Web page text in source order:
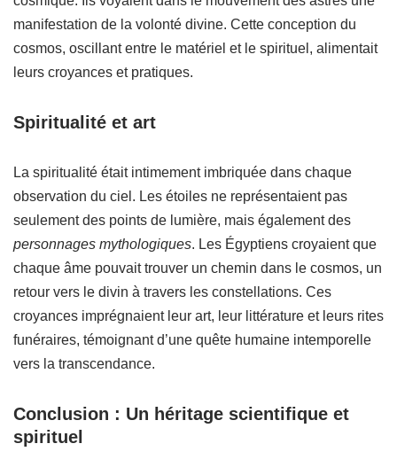
manifestation de la volonté divine. Cette conception du
cosmos, oscillant entre le matériel et le spirituel, alimentait
leurs croyances et pratiques.
Spiritualité et art
La spiritualité était intimement imbriquée dans chaque
observation du ciel. Les étoiles ne représentaient pas
seulement des points de lumière, mais également des
personnages mythologiques. Les Égyptiens croyaient que
chaque âme pouvait trouver un chemin dans le cosmos, un
retour vers le divin à travers les constellations. Ces
croyances imprégnaient leur art, leur littérature et leurs rites
funéraires, témoignant d’une quête humaine intemporelle
vers la transcendance.
Conclusion : Un héritage scientifique et
spirituel